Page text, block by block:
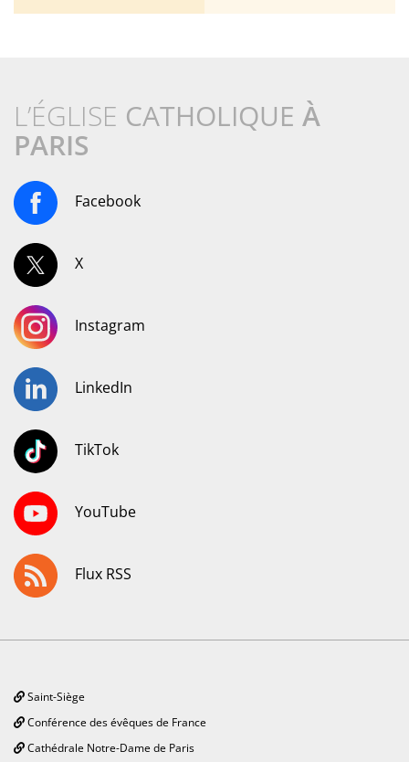
L’ÉGLISE CATHOLIQUE À
PARIS
Facebook
X
Instagram
LinkedIn
TikTok
YouTube
Flux RSS
Saint-Siège
Conférence des évêques de France
Cathédrale Notre-Dame de Paris